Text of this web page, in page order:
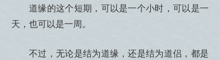
道缘的这个短期，可以是一个小时，可以是一
天，也可以是一周。
不过，无论是结为道缘，还是结为道侣，都是